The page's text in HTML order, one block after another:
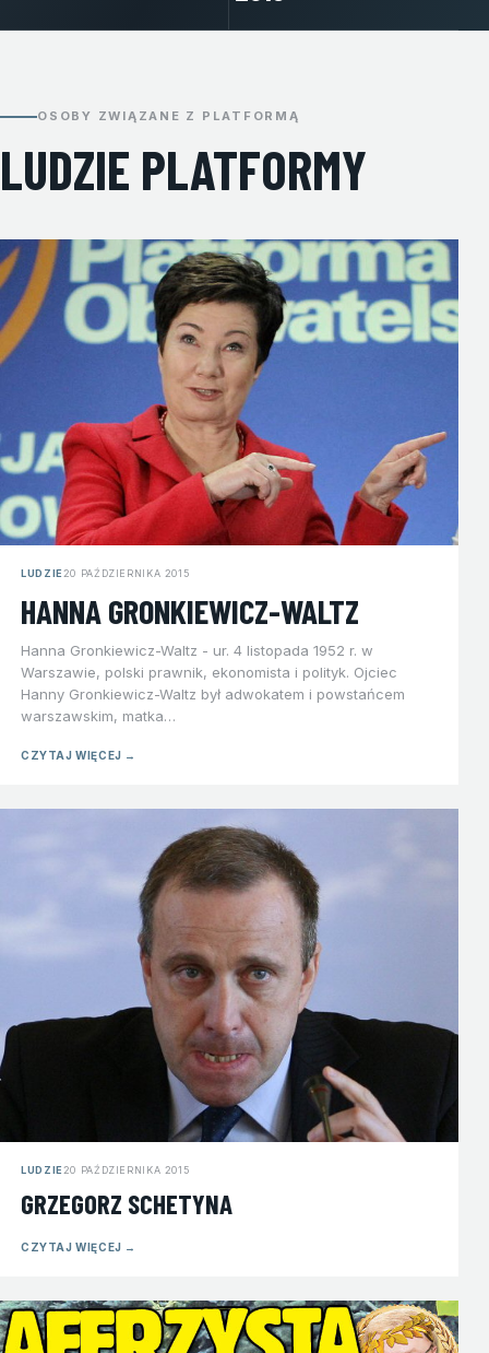
OSOBY ZWIĄZANE Z PLATFORMĄ
LUDZIE PLATFORMY
LUDZIE20 PAŹDZIERNIKA 2015
HANNA GRONKIEWICZ-WALTZ
Hanna Gronkiewicz-Waltz - ur. 4 listopada 1952 r. w
Warszawie, polski prawnik, ekonomista i polityk. Ojciec
Hanny Gronkiewicz-Waltz był adwokatem i powstańcem
warszawskim, matka…
CZYTAJ WIĘCEJ →
LUDZIE20 PAŹDZIERNIKA 2015
GRZEGORZ SCHETYNA
CZYTAJ WIĘCEJ →